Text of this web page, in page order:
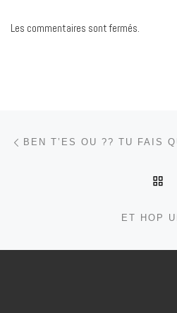
Les commentaires sont fermés.
Parcourir les
BEN T’ES OU ?? TU FAIS
ET HOP